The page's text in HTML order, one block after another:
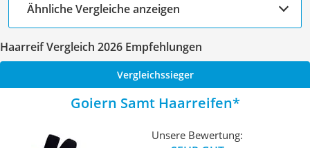
Ähnliche Vergleiche anzeigen
Haarreif Vergleich 2026 Empfehlungen
Vergleichssieger
Goiern Samt Haarreifen
Unsere Bewertung: